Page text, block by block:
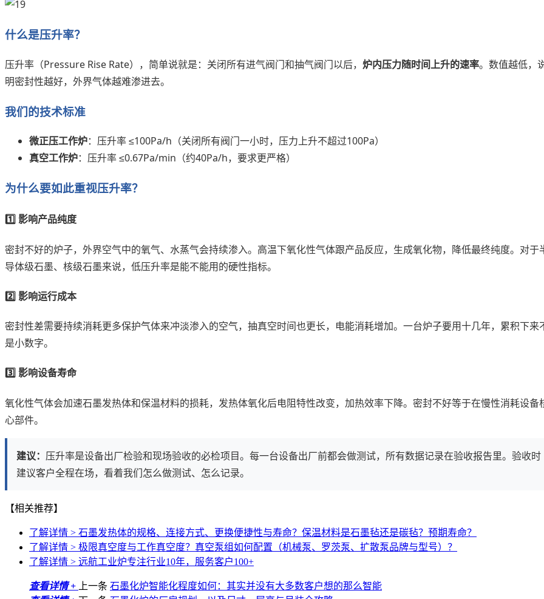
什么是压升率？
压升率（Pressure Rise Rate），简单说就是：关闭所有进气阀门和抽气阀门以后， 炉内压力随时间上升的速率。数值越低，
明密封性越好，外界气体越难渗进去。
我们的技术标准
微正压工作炉：压升率 ≤100Pa/h（关闭所有阀门一小时，压力上升不超过100Pa）
真空工作炉：压升率 ≤0.67Pa/min（约40Pa/h，要求更严格）
为什么要如此重视压升率？
1️⃣ 影响产品纯度
密封不好的炉子，外界空气中的氧气、水蒸气会持续渗入。高温下氧化性气体跟产品反应，生成氧化物，降低最终纯度。对于
导体级石墨、核级石墨来说，低压升率是能不能用的硬性指标。
2️⃣ 影响运行成本
密封性差需要持续消耗更多保护气体来冲淡渗入的空气，抽真空时间也更长，电能消耗增加。一台炉子要用十几年，累积下来
是小数字。
3️⃣ 影响设备寿命
氧化性气体会加速石墨发热体和保温材料的损耗，发热体氧化后电阻特性改变，加热效率下降。密封不好等于在慢性消耗设备
心部件。
建议： 压升率是设备出厂检验和现场验收的必检项目。每一台设备出厂前都会做测试，所有数据记录在验收报告里。验收时
建议客户全程在场，看着我们怎么做测试、怎么记录。
【相关推荐】
了解详情 > 石墨发热体的规格、连接方式、更换便捷性与寿命？保温材料是石墨毡还是碳毡？预期寿命？
了解详情 > 极限真空度与工作真空度？真空泵组如何配置（机械泵、罗茨泵、扩散泵品牌与型号）？
了解详情 > 远航工业炉专注行业10年，服务客户100+
查看详情 + 上一条 石墨化炉智能化程度如何：其实并没有大多数客户想的那么智能